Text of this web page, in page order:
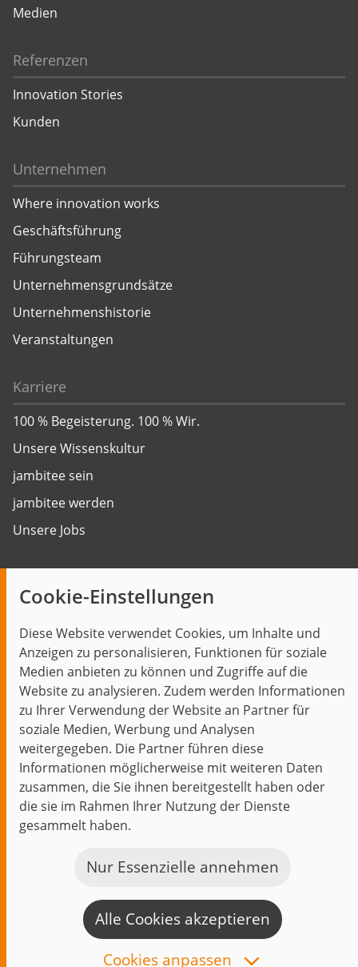
Cookie-Einstellungen
Diese Website verwendet Cookies, um Inhalte und
Anzeigen zu personalisieren, Funktionen für soziale
Medien anbieten zu können und Zugriffe auf die
Website zu analysieren. Zudem werden Informationen
zu Ihrer Verwendung der Website an Partner für
soziale Medien, Werbung und Analysen
weitergegeben. Die Partner führen diese
Informationen möglicherweise mit weiteren Daten
zusammen, die Sie ihnen bereitgestellt haben oder
die sie im Rahmen Ihrer Nutzung der Dienste
gesammelt haben.
Cookies anpassen
Nur Essenzielle annehmen
Alle Cookies akzeptieren
Medien
Referenzen
Innovation Stories
Kunden
Unternehmen
Where innovation works
Geschäftsführung
Führungsteam
Unternehmensgrundsätze
Unternehmenshistorie
Veranstaltungen
Karriere
100 % Begeisterung. 100 % Wir.
Unsere Wissenskultur
jambitee sein
jambitee werden
Unsere Jobs
Themen im Fokus
Events
Start Datenschutz Impressum
Kontakt
jambit auf instagramjambit auf kununujambit auf linkedin
© 1999–2026 jambit GmbH. Alle Rechte vorbehalten.